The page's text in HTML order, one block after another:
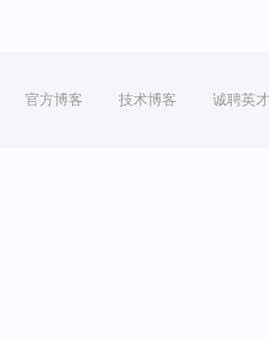
官方博客 技术博客 诚聘英才